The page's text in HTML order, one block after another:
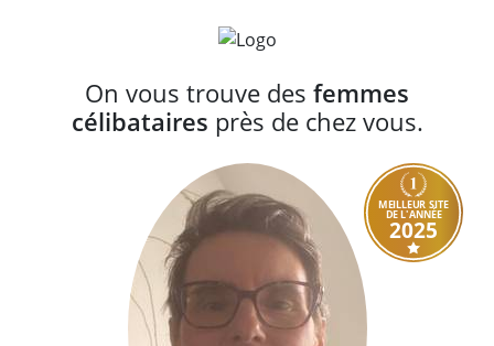
On vous trouve des femmes
célibataires près de chez vous.
MEILLEUR SITE
DE L'ANNÉE
2025